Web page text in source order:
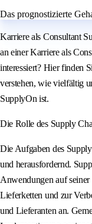
Das prognostizierte
Karriere als Consultant
an einer Karriere als
interessiert? Hier finden
verstehen, wie vielfältig
SupplyOn ist.
Die Rolle des Supply
Die Aufgaben des
und herausfordernd.
Anwendungen auf
Lieferketten und zur
und Lieferanten an.